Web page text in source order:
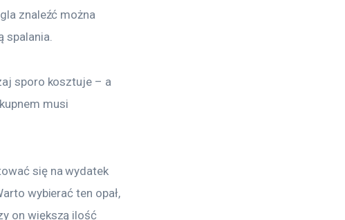
znaleźć można
spalania.
sporo kosztuje – a
musi
się na wydatek
wybierać ten opał,
on większą ilość